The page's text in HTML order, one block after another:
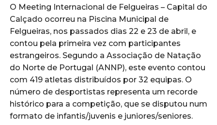
O Meeting Internacional de Felgueiras – Capital do
Calçado ocorreu na Piscina Municipal de
Felgueiras, nos passados dias 22 e 23 de abril, e
contou pela primeira vez com participantes
estrangeiros. Segundo a Associação de Natação
do Norte de Portugal (ANNP), este evento contou
com 419 atletas distribuídos por 32 equipas. O
número de desportistas representa um recorde
histórico para a competição, que se disputou num
formato de infantis/juvenis e juniores/seniores.